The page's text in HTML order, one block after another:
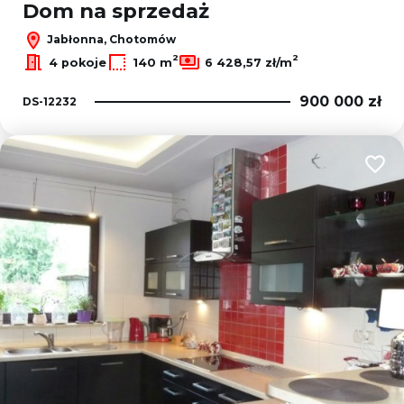
Dom na sprzedaż
Jabłonna, Chotomów
4 pokoje
140 m2 6 428,57 zł/m2
DS-12232 900 000 zł